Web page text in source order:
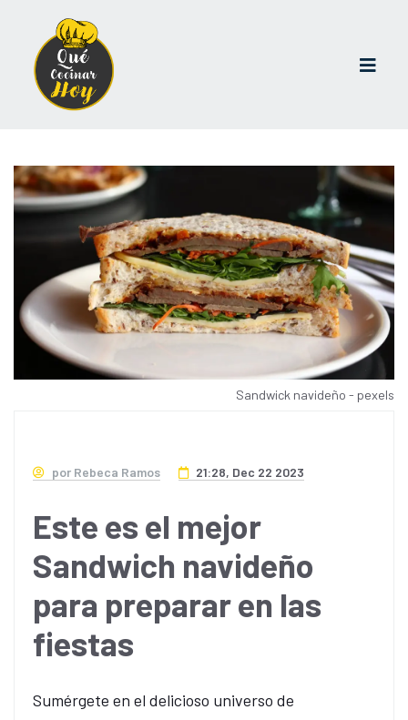
Sandwick navideño - pexels
por Rebeca Ramos 21:28, Dec 22 2023
Este es el mejor
Sandwich navideño
para preparar en las
fiestas
Sumérgete en el delicioso universo de